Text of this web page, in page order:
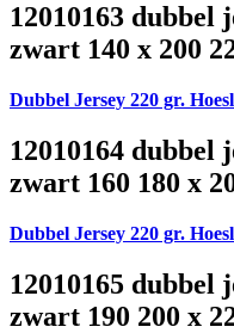
12010163 dubbel
zwart 140 x 200
Dubbel Jersey 220 gr.
12010164 dubbel
zwart 160 180 x
Dubbel Jersey 220 gr.
12010165 dubbel
zwart 190 200 x